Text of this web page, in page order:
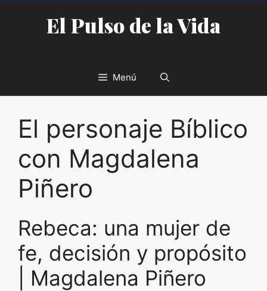
contenidoEl Pulso de la Vida
Menú
El personaje Bíblico
con Magdalena
Piñero
Rebeca: una mujer de
fe, decisión y propósito
| Magdalena Piñero